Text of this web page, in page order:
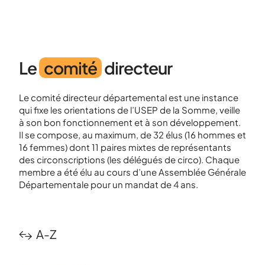
Le comité directeur
Le comité directeur départemental est une instance
qui fixe les orientations de l’USEP de la Somme, veille
à son bon fonctionnement et à son développement.
Il se compose, au maximum, de 32 élus (16 hommes et
16 femmes) dont 11 paires mixtes de représentants
des circonscriptions (les délégués de circo). Chaque
membre a été élu au cours d’une Assemblée Générale
Départementale pour un mandat de 4 ans.
A-Z